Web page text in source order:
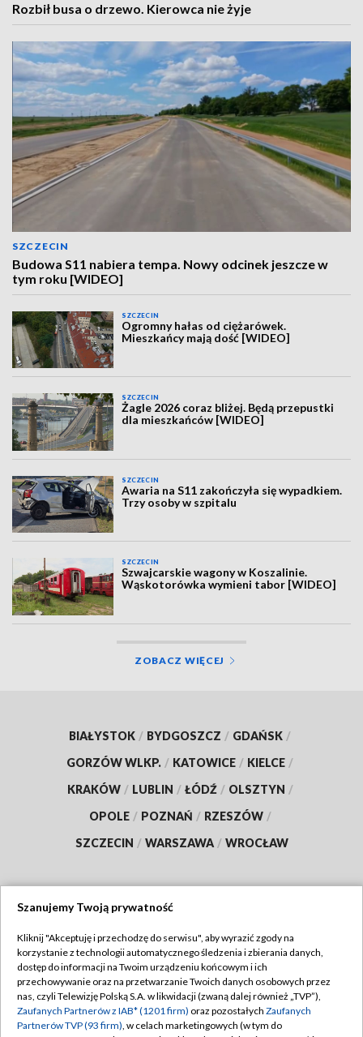
Rozbił busa o drzewo. Kierowca nie żyje
SZCZECIN
Budowa S11 nabiera tempa. Nowy odcinek jeszcze w
tym roku [WIDEO]
SZCZECIN
Ogromny hałas od ciężarówek.
Mieszkańcy mają dość [WIDEO]
SZCZECIN
Żagle 2026 coraz bliżej. Będą przepustki
dla mieszkańców [WIDEO]
SZCZECIN
Awaria na S11 zakończyła się wypadkiem.
Trzy osoby w szpitalu
SZCZECIN
Szwajcarskie wagony w Koszalinie.
Wąskotorówka wymieni tabor [WIDEO]
ZOBACZ WIĘCEJ
BIAŁYSTOK / BYDGOSZCZ / GDAŃSK /
GORZÓW WLKP. / KATOWICE / KIELCE /
KRAKÓW / LUBLIN / ŁÓDŹ / OLSZTYN /
OPOLE / POZNAŃ / RZESZÓW /
SZCZECIN / WARSZAWA / WROCŁAW
TVP
Abonament TVP
Emisja w TVP
Regulamin TVP
Polityka prywatności
Szanujemy Twoją prywatność
Kliknij "Akceptuję i przechodzę do serwisu", aby wyrazić zgody na
korzystanie z technologii automatycznego śledzenia i zbierania danych,
dostęp do informacji na Twoim urządzeniu końcowym i ich
przechowywanie oraz na przetwarzanie Twoich danych osobowych przez
nas, czyli Telewizję Polską S.A. w likwidacji (zwaną dalej również „TVP”),
Zaufanych Partnerów z IAB* (1201 firm) oraz pozostałych Zaufanych
Partnerów TVP (93 firm), w celach marketingowych (w tym do